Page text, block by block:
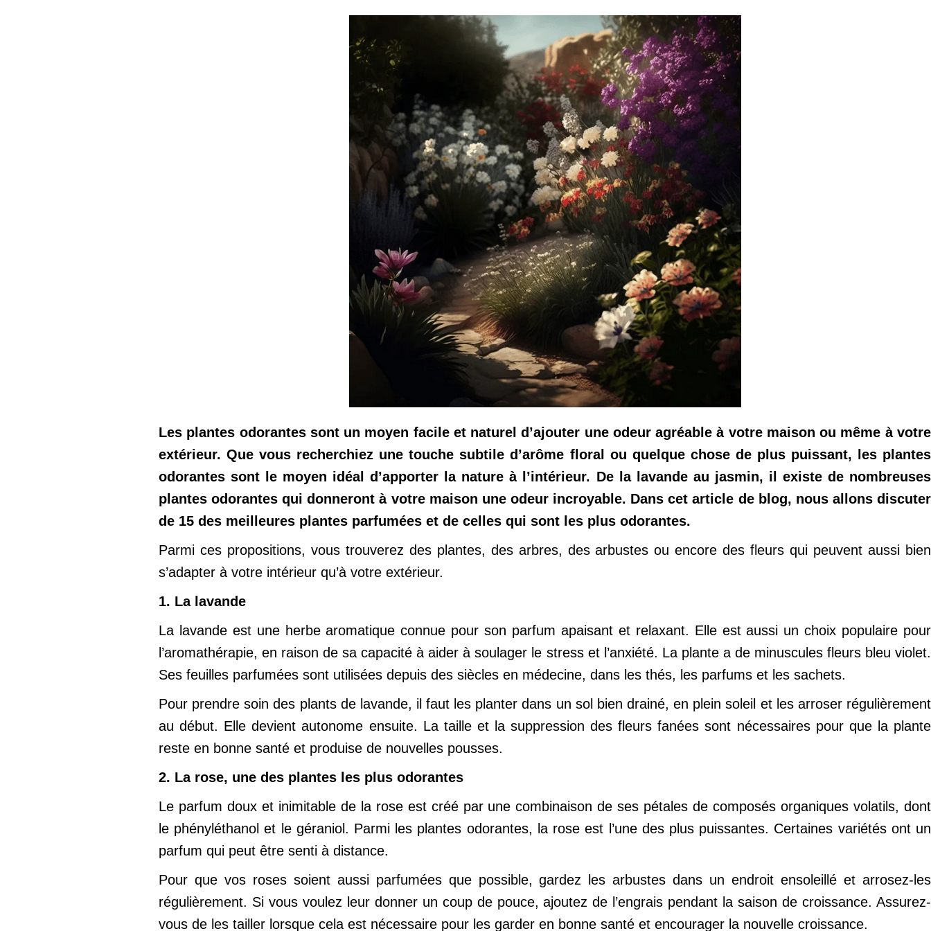
Les plantes odorantes sont un moyen facile et naturel d’ajouter une odeur agréable à votre maison ou même à votre
extérieur. Que vous recherchiez une touche subtile d’arôme floral ou quelque chose de plus puissant, les plantes
odorantes sont le moyen idéal d’apporter la nature à l’intérieur. De la lavande au jasmin, il existe de nombreuses
plantes odorantes qui donneront à votre maison une odeur incroyable. Dans cet article de blog, nous allons discuter
de 15 des meilleures plantes parfumées et de celles qui sont les plus odorantes.
Parmi ces propositions, vous trouverez des plantes, des arbres, des arbustes ou encore des fleurs qui peuvent aussi bien
s’adapter à votre intérieur qu’à votre extérieur.
1. La lavande
La lavande est une herbe aromatique connue pour son parfum apaisant et relaxant. Elle est aussi un choix populaire pour
l’aromathérapie, en raison de sa capacité à aider à soulager le stress et l’anxiété. La plante a de minuscules fleurs bleu violet.
Ses feuilles parfumées sont utilisées depuis des siècles en médecine, dans les thés, les parfums et les sachets.
Pour prendre soin des plants de lavande, il faut les planter dans un sol bien drainé, en plein soleil et les arroser régulièrement
au début. Elle devient autonome ensuite. La taille et la suppression des fleurs fanées sont nécessaires pour que la plante
reste en bonne santé et produise de nouvelles pousses.
2. La rose, une des plantes les plus odorantes
Le parfum doux et inimitable de la rose est créé par une combinaison de ses pétales de composés organiques volatils, dont
le phényléthanol et le géraniol. Parmi les plantes odorantes, la rose est l’une des plus puissantes. Certaines variétés ont un
parfum qui peut être senti à distance.
Pour que vos roses soient aussi parfumées que possible, gardez les arbustes dans un endroit ensoleillé et arrosez-les
régulièrement. Si vous voulez leur donner un coup de pouce, ajoutez de l’engrais pendant la saison de croissance. Assurez-
vous de les tailler lorsque cela est nécessaire pour les garder en bonne santé et encourager la nouvelle croissance.